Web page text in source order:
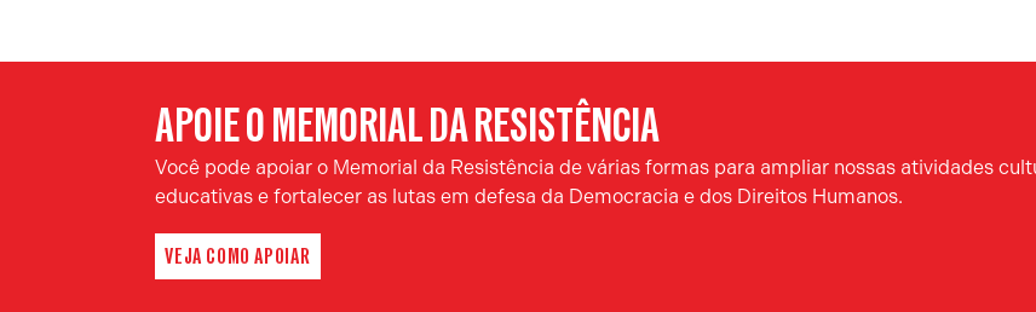
APOIE O MEMORIAL DA RESISTÊNCIA
Você pode apoiar o Memorial da Resistência de várias formas para ampliar nossas atividades
educativas e fortalecer as lutas em defesa da Democracia e dos Direitos Humanos.
VEJA COMO APOIAR